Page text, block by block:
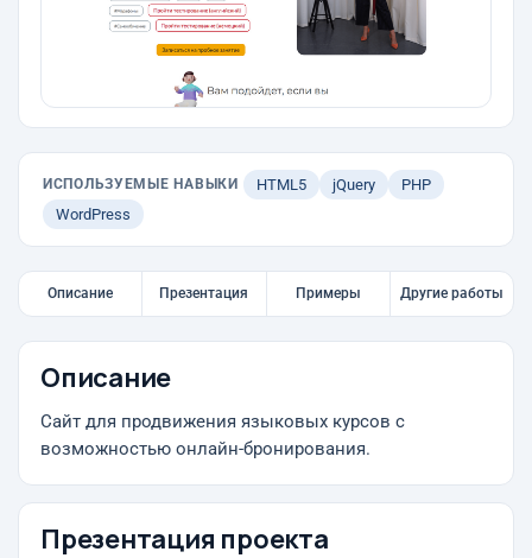
ИСПОЛЬЗУЕМЫЕ НАВЫКИ HTML5 jQuery
PHP
WordPress
Описание Презентация Примеры Другие работы
Описание
Сайт для продвижения языковых курсов с
возможностью онлайн-бронирования.
Презентация проекта